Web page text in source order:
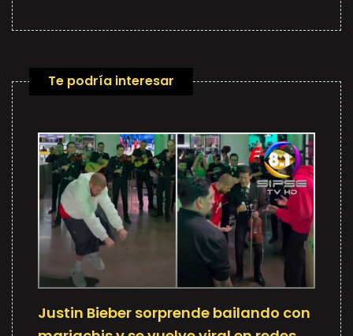
Te podría interesar
Justin Bieber sorprende bailando con